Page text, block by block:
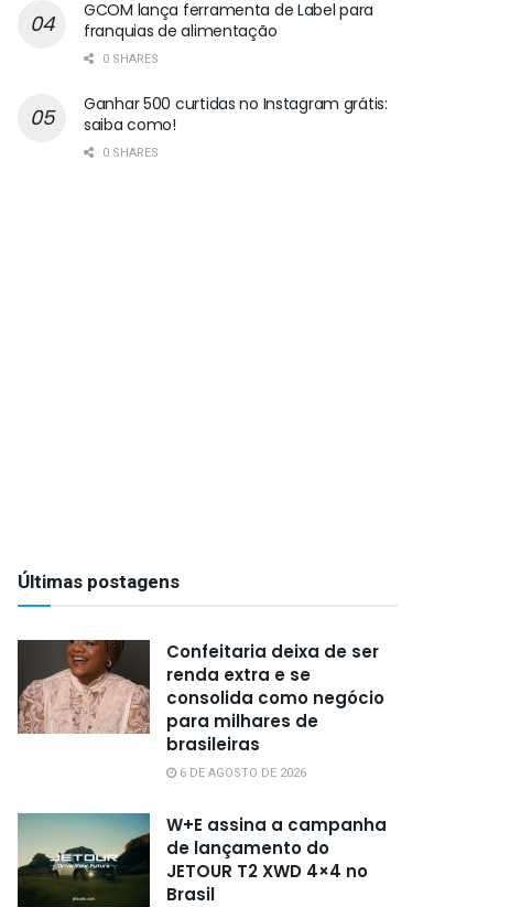
GCOM lança ferramenta de Label para
franquias de alimentação
0 SHARES
Ganhar 500 curtidas no Instagram grátis:
saiba como!
0 SHARES
Últimas postagens
Confeitaria deixa de ser
renda extra e se
consolida como negócio
para milhares de
brasileiras
6 DE AGOSTO DE 2026
W+E assina a campanha
de lançamento do
JETOUR T2 XWD 4×4 no
Brasil